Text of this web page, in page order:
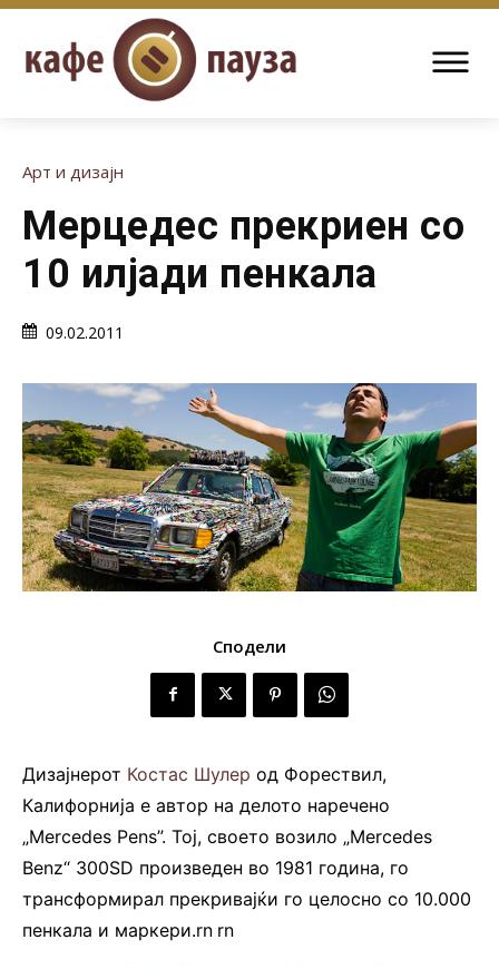
Арт и дизајн
Мерцедес прекриен со
10 илјади пенкала
09.02.2011
Сподели
Дизајнерот Костас Шулер од Форествил,
Калифорнија е автор на делото наречено
„Mercedes Pens”. Тој, своето возило „Mercedes
Benz“ 300SD произведен во 1981 година, го
трансформирал прекривајќи го целосно со 10.000
пенкала и маркери.rn rn